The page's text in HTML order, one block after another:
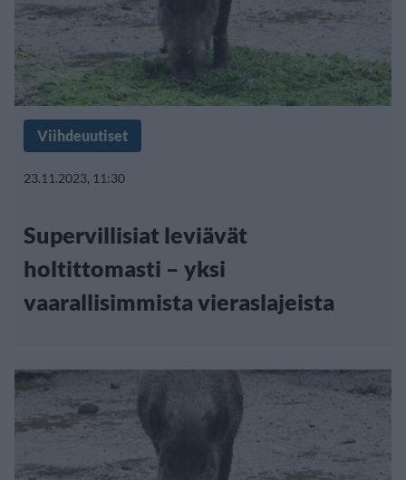
Viihdeuutiset
23.11.2023, 11:30
Supervillisiat leviävät
holtittomasti – yksi
vaarallisimmista vieraslajeista